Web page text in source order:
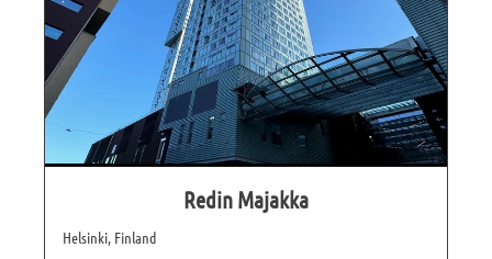
Redin Majakka
Helsinki, Finland